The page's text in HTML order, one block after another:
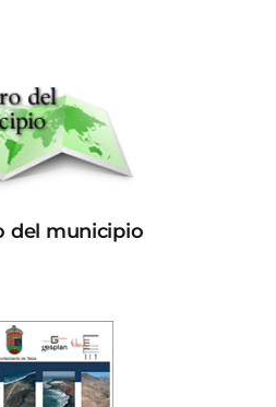
del municipio